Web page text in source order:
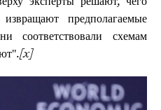
предполагаемые
соответствовали схемам
".[x]